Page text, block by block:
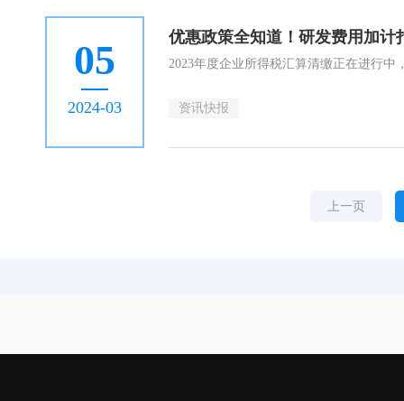
05
2024-03
优惠政策全知道！研发费用加计
资讯快报
上一页